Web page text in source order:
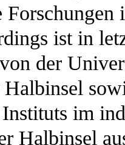
ist in
der
im
Halbinsel